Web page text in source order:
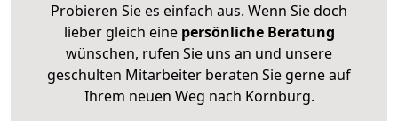
Probieren Sie es einfach aus. Wenn Sie doch
lieber gleich eine persönliche Beratung
wünschen, rufen Sie uns an und unsere
geschulten Mitarbeiter beraten Sie gerne auf
Ihrem neuen Weg nach Kornburg.